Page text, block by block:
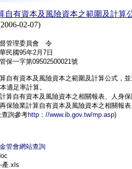
自有資本及風險資本之範圍及計算
02-07)
管理委員會　令
民國95年2月7日
保一字第09502500021號
自有資本及風險資本之範圍及計算公式，並
適足率計算。
算自有資本及風險資本之相關報表、人身
保險業計算自有資本及風險資本之相關報表
詢參考http：//www.ib.gov.tw/mp.asp )
金管會網站查詢
產.xls